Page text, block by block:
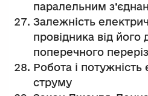
паралельним
Залежність
провідника від
поперечного
Робота і потужність
струму